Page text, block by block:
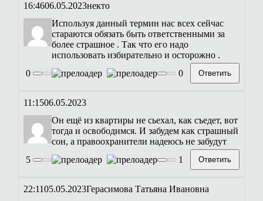
16:4606.05.2023некто
Используя данный термин нас всех сейчас
стараются обязать быть ответственными за
более страшное . Так что его надо
использовать избирательно и осторожно .
0
0 Ответить
11:1506.05.2023
Он ещё из квартиры не сьехал, как съедет, вот
тогда и освободимся. И забудем как страшный
сон, а правоохранители надеюсь не забудут
5
1 Ответить
22:1105.05.2023Герасимова Татьяна Ивановна